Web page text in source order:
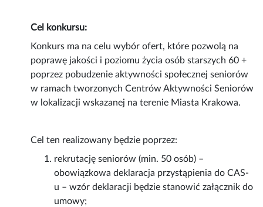
Cel konkursu:
Konkurs ma na celu wybór ofert, które pozwolą na
poprawę jakości i poziomu życia osób starszych 60 +
poprzez pobudzenie aktywności społecznej seniorów
w ramach tworzonych Centrów Aktywności Seniorów
w lokalizacji wskazanej na terenie Miasta Krakowa.
Cel ten realizowany będzie poprzez:
rekrutację seniorów (min. 50 osób) –
obowiązkowa deklaracja przystąpienia do CAS-
u – wzór deklaracji będzie stanowić załącznik do
umowy;